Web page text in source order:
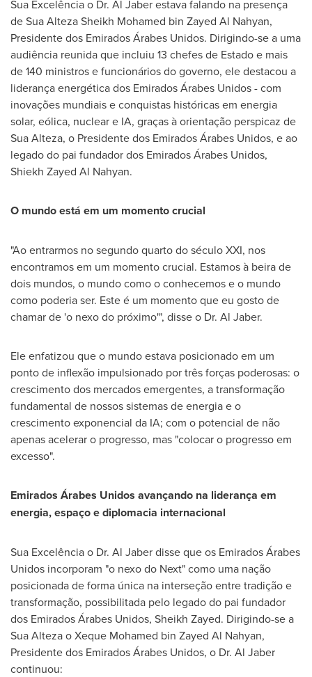
Sua Excelência o Dr. Al Jaber estava falando na presença
de Sua Alteza Sheikh Mohamed bin Zayed Al Nahyan,
Presidente dos Emirados Árabes Unidos. Dirigindo-se a uma
audiência reunida que incluiu 13 chefes de Estado e mais
de 140 ministros e funcionários do governo, ele destacou a
liderança energética dos Emirados Árabes Unidos - com
inovações mundiais e conquistas históricas em energia
solar, eólica, nuclear e IA, graças à orientação perspicaz de
Sua Alteza, o Presidente dos Emirados Árabes Unidos, e ao
legado do pai fundador dos Emirados Árabes Unidos,
Shiekh Zayed Al Nahyan.
O mundo está em um momento crucial
"Ao entrarmos no segundo quarto do século XXI, nos
encontramos em um momento crucial. Estamos à beira de
dois mundos, o mundo como o conhecemos e o mundo
como poderia ser. Este é um momento que eu gosto de
chamar de 'o nexo do próximo'", disse o Dr. Al Jaber.
Ele enfatizou que o mundo estava posicionado em um
ponto de inflexão impulsionado por três forças poderosas: o
crescimento dos mercados emergentes, a transformação
fundamental de nossos sistemas de energia e o
crescimento exponencial da IA; com o potencial de não
apenas acelerar o progresso, mas "colocar o progresso em
excesso".
Emirados Árabes Unidos avançando na liderança em
energia, espaço e diplomacia internacional
Sua Excelência o Dr. Al Jaberdisse que os Emirados Árabes
Unidos incorporam "o nexo do Next" como uma nação
posicionada de forma única na interseção entre tradição e
transformação, possibilitada pelo legado do pai fundador
dos Emirados Árabes Unidos, Sheikh Zayed. Dirigindo-se a
Sua Altezao Xeque Mohamed bin Zayed Al Nahyan,
Presidente dos Emirados Árabes Unidos, o Dr. Al Jaber
continuou: